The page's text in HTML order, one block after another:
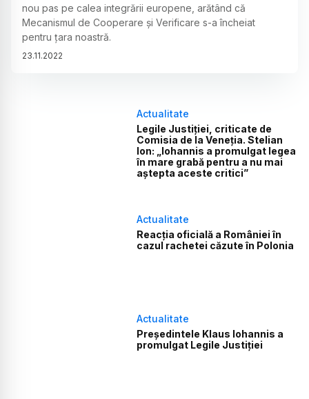
nou pas pe calea integrării europene, arătând că
Mecanismul de Cooperare şi Verificare s-a încheiat
pentru ţara noastră.
23.11.2022
Actualitate
Legile Justiției, criticate de
Comisia de la Veneția. Stelian
Ion: „Iohannis a promulgat legea
în mare grabă pentru a nu mai
aștepta aceste critici”
Actualitate
Reacția oficială a României în
cazul rachetei căzute în Polonia
Actualitate
Preşedintele Klaus Iohannis a
promulgat Legile Justiţiei